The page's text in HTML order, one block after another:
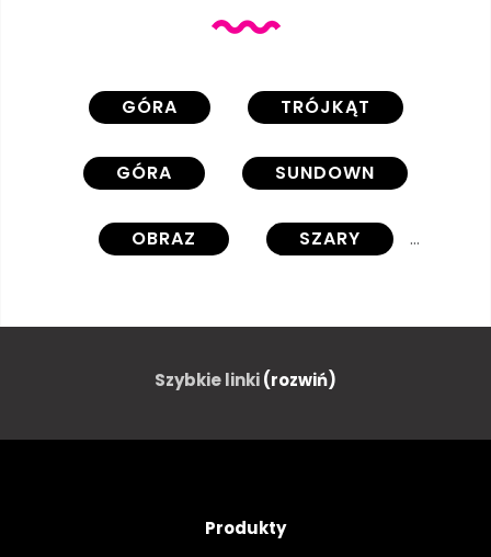
GÓRA TRÓJKĄT
GÓRA SUNDOWN
OBRAZ SZARY
POMARAŃCZOWY
Szybkie linki(rozwiń)
Produkty